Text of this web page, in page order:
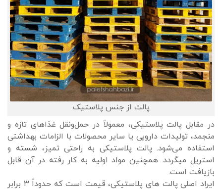
پالت از جنس پلاستیک
در مقابل پالت پلاستیکی، معمولاً در حمل‌ونقل غذاهای تازه و
منجمد، تولیدات دارویی یا سایر محصولات با الزامات بهداشتی
استفاده می‌شود. پالت پلاستیکی به راحتی تمیز، شسته و
استریل میگردد. همچنین مواد اولیه به کار رفته در آن قابل
بازیافت است.
ایراد اصلی پالت های پلاستیکی، قیمت است که حدوداً ۳ برابر